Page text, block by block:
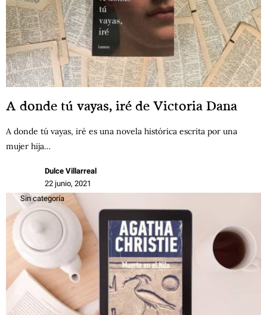
A donde tú vayas, iré de Victoria Dana
A donde tú vayas, iré es una novela histórica escrita por una
mujer hija…
Dulce Villarreal
22 junio, 2021
Sin categoría